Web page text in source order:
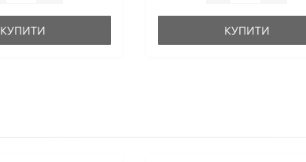
КУПИТИ КУПИТИ